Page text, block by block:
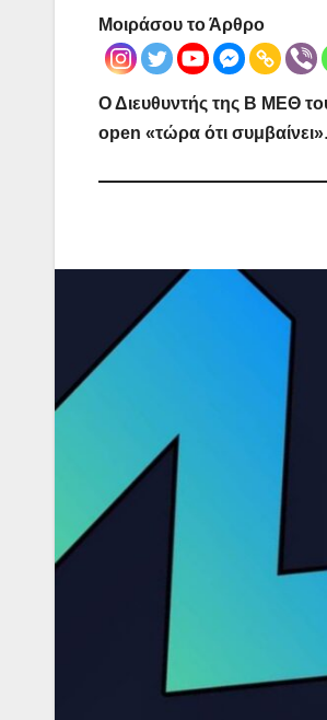
Μοιράσου το Άρθρο
Ο Διευθυντής της Β ΜΕΘ
open «τώρα ότι συμβαίνει».